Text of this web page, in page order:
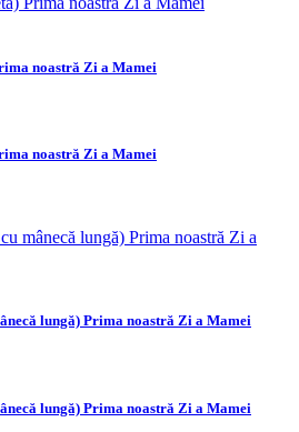
noastră Zi a Mamei
noastră Zi a Mamei
lungă) Prima noastră Zi a Mamei
lungă) Prima noastră Zi a Mamei